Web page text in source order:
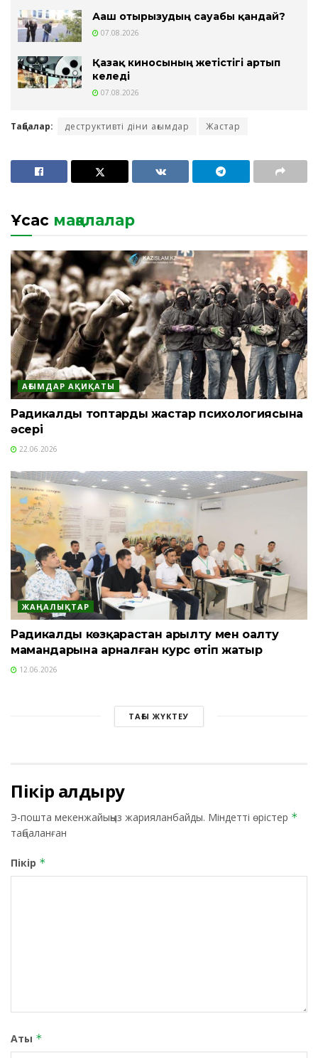
Ағаш отырғызудың сауабы қандай?
07.08.2026
Қазақ киносының жетістігі артып
келеді
07.08.2026
Таңбалар: деструктивті діни ағымдар Жастар
Ұқсас мақалалар
АҒЫМДАР АҚИҚАТЫ
Радикалды топтардың жастар психологиясына
әсері
22.06.2026
ЖАҢАЛЫҚТАР
Радикалды көзқарастан арылту мен оңалту
мамандарына арналған курс өтіп жатыр
12.06.2026
ТАҒЫ ЖҮКТЕУ
Пікір қалдыру
Э-пошта мекенжайыңыз жарияланбайды. Міндетті өрістер *
таңбаланған
Пікір *
Аты *